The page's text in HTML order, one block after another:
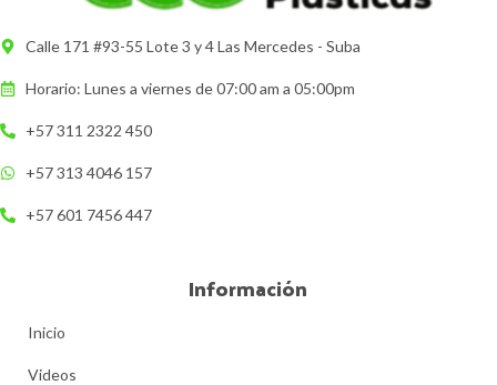
Calle 171 #93-55 Lote 3 y 4 Las Mercedes - Suba
Horario: Lunes a viernes de 07:00 am a 05:00pm
+57 311 2322 450
+57 313 4046 157
+57 601 7456 447
Información
Inicio
Videos